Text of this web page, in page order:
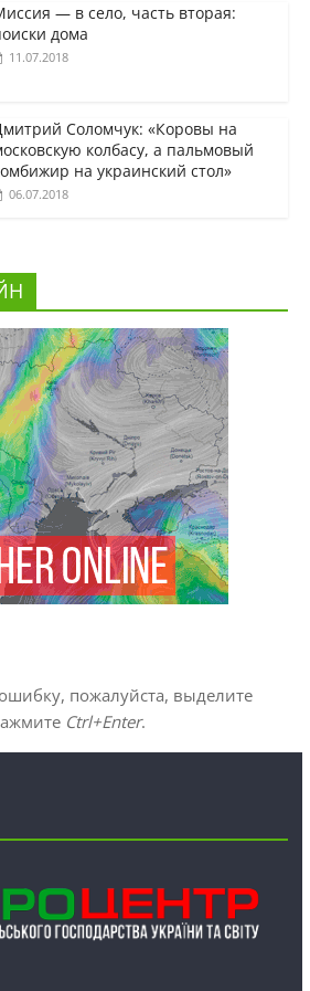
— в село, часть вторая:
дома
11.07.2018
Соломчук: «Коровы на
колбасу, а пальмовый
на украинский стол»
06.07.2018
пожалуйста, выделите
Ctrl+Enter.